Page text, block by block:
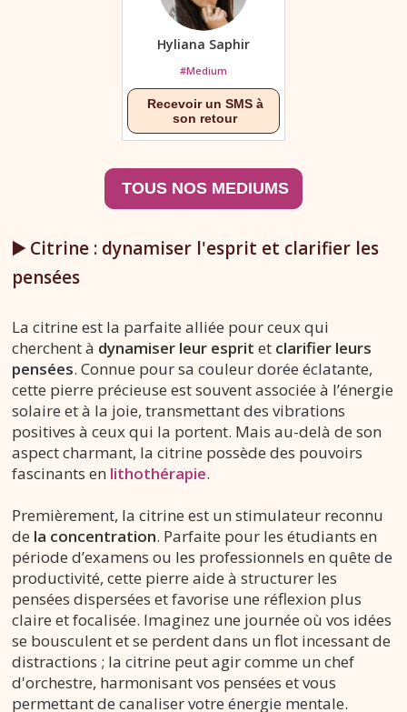
Hyliana Saphir
#Medium
▶️ Citrine : dynamiser l'esprit et clarifier les
pensées
La citrine est la parfaite alliée pour ceux qui
cherchent à dynamiser leur esprit et clarifier leurs
pensées. Connue pour sa couleur dorée éclatante,
cette pierre précieuse est souvent associée à l’énergie
solaire et à la joie, transmettant des vibrations
positives à ceux qui la portent. Mais au-delà de son
aspect charmant, la citrine possède des pouvoirs
fascinants en lithothérapie.
Premièrement, la citrine est un stimulateur reconnu
de la concentration. Parfaite pour les étudiants en
période d’examens ou les professionnels en quête de
productivité, cette pierre aide à structurer les
pensées dispersées et favorise une réflexion plus
claire et focalisée. Imaginez une journée où vos idées
se bousculent et se perdent dans un flot incessant de
distractions ; la citrine peut agir comme un chef
d'orchestre, harmonisant vos pensées et vous
permettant de canaliser votre énergie mentale.